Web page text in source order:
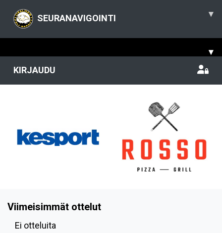
SEURANAVIGOINTI ▾
▾
KIRJAUDU
Viimeisimmät ottelut
Ei otteluita